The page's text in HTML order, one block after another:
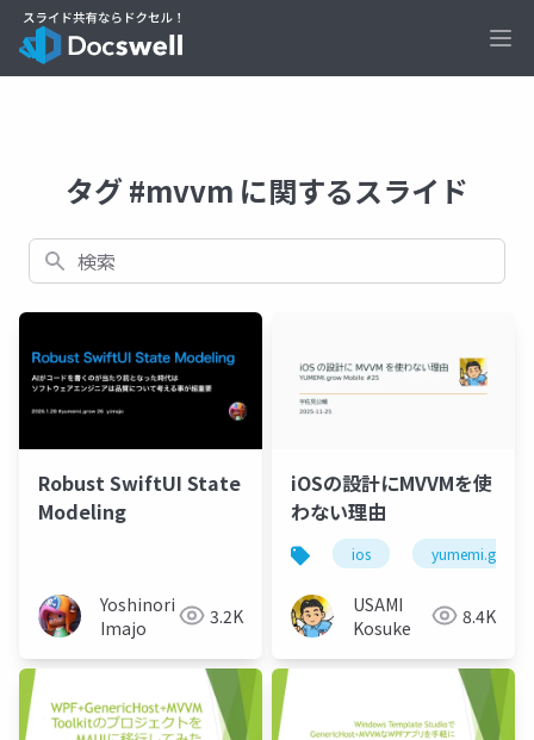
タグ #mvvm に関するスライド
検索
Robust SwiftUI State
Modeling
Yoshinori
Imajo
3.2K
iOSの設計にMVVMを使
わない理由
ios yumemi.grow
USAMI
Kosuke
8.4K